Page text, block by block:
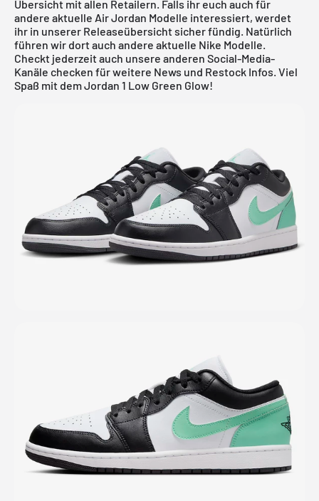
Übersicht mit allen Retailern. Falls ihr euch auch für
andere aktuelle Air Jordan Modelle interessiert, werdet
ihr in unserer Releaseübersichtsicher fündig. Natürlich
führen wir dort auch andere aktuelle Nike Modelle.
Checkt jederzeit auch unsere anderen Social-Media-
Kanäle checken für weitere News und Restock Infos. Viel
Spaß mit dem Jordan 1 Low Green Glow!